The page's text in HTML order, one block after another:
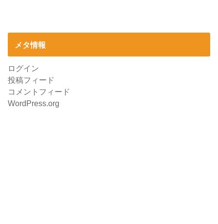
メタ情報
ログイン
投稿フィード
コメントフィード
WordPress.org